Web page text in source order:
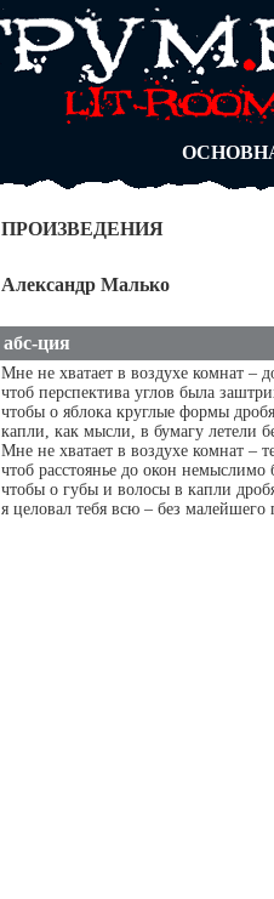
АВТОРЫ
БЛОГИ
АБИТУРА
ПРОИЗВЕДЕНИЯ
Александр Малько
абс-ция
Мне не хватает в воздухе комнат –
чтоб перспектива углов была
чтобы о яблока круглые формы
капли, как мысли, в бумагу летели
Мне не хватает в воздухе комнат –
чтоб расстоянье до окон немыслимо
чтобы о губы и волосы в капли
я целовал тебя всю – без малейшего